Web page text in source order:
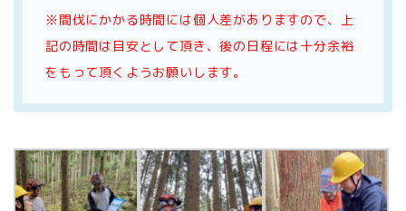
※間伐にかかる時間には個人差がありますので、上
記の時間は目安として頂き、後の日程には十分余裕
をもって頂くようお願いします。